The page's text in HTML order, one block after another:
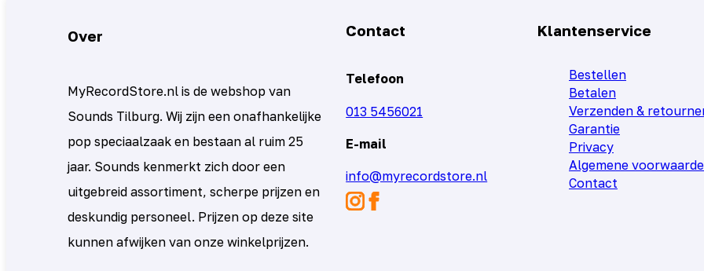
Over
MyRecordStore.nl is de webshop van
Sounds Tilburg. Wij zijn een onafhankelijke
pop speciaalzaak en bestaan al ruim 25
jaar. Sounds kenmerkt zich door een
uitgebreid assortiment, scherpe prijzen en
deskundig personeel. Prijzen op deze site
kunnen afwijken van onze winkelprijzen.
Contact
Telefoon
013 5456021
E-mail
info@myrecordstore.nl
Klantenservice
Bestellen
Betalen
Verzenden &
Garantie
Privacy
Algemene
Contact